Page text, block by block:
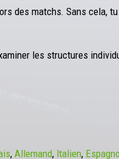
des matchs. Sans cela,
les structures
Allemand Italien